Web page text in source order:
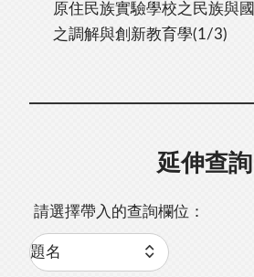
原住民族實驗學校之民族與
之調解與創新教育學(1/3)
延伸查詢
請選擇帶入的查詢欄位：